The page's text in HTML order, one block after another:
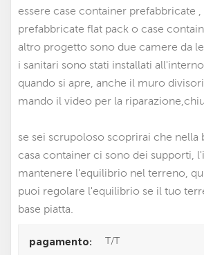
essere case container prefabbricate
prefabbricate flat pack o case
altro progetto sono due camere da
i sanitari sono stati installati
quando si apre, anche il muro
mando il video per la
se sei scrupoloso scoprirai che nella
casa container ci sono dei supporti,
mantenere l'equilibrio nel terreno,
puoi regolare l'equilibrio se il tuo
base piatta.
pagamento: T/T